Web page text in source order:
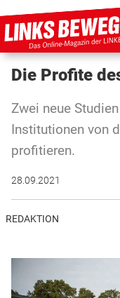
PARTEI IN
PROGRAMMDEBATTE
DISKUSSIONSSTOFF
INTERNATIONAL
Die Profite
Zwei neue
Institutionen von
profitieren.
28.09.2021
REDAKTION